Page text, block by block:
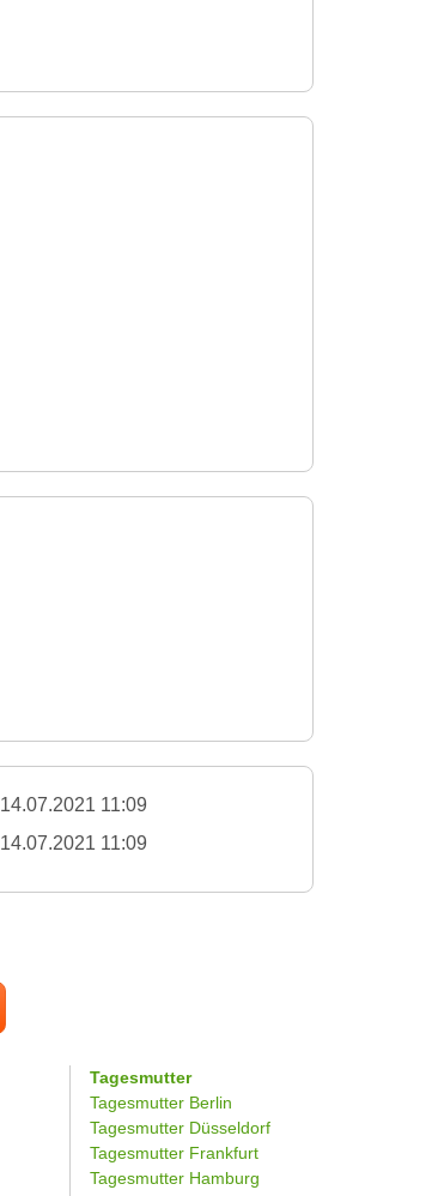
14.07.2021 11:09
14.07.2021 11:09
Tagesmutter
Tagesmutter Berlin
Tagesmutter Düsseldorf
Tagesmutter Frankfurt
Tagesmutter Hamburg